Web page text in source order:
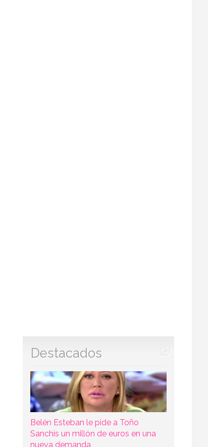
Destacados
Belén Esteban le pide a Toño
Sanchís un millón de euros en una
nueva demanda